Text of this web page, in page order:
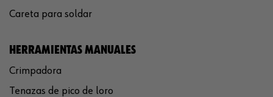
Careta para soldar
HERRAMIENTAS MANUALES
Crimpadora
Tenazas de pico de loro